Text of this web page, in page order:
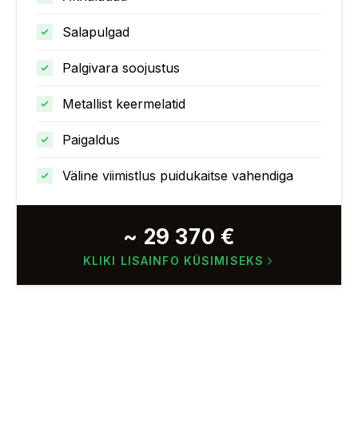
Salapulgad
Palgivara soojustus
Metallist keermelatid
Paigaldus
Väline viimistlus puidukaitse vahendiga
~ 29 370 €
KLIKI LISAINFO KÜSIMISEKS